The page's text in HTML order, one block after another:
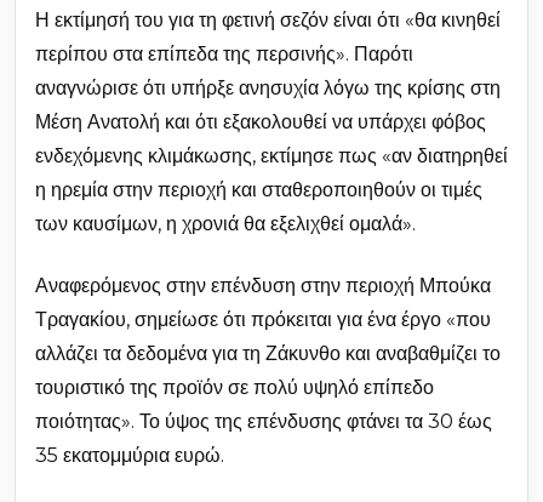
Η εκτίμησή του για τη φετινή σεζόν είναι ότι «θα κινηθεί
περίπου στα επίπεδα της περσινής». Παρότι
αναγνώρισε ότι υπήρξε ανησυχία λόγω της κρίσης στη
Μέση Ανατολή και ότι εξακολουθεί να υπάρχει φόβος
ενδεχόμενης κλιμάκωσης, εκτίμησε πως «αν διατηρηθεί
η ηρεμία στην περιοχή και σταθεροποιηθούν οι τιμές
των καυσίμων, η χρονιά θα εξελιχθεί ομαλά».
Αναφερόμενος στην επένδυση στην περιοχή Μπούκα
Τραγακίου, σημείωσε ότι πρόκειται για ένα έργο «που
αλλάζει τα δεδομένα για τη Ζάκυνθο και αναβαθμίζει το
τουριστικό της προϊόν σε πολύ υψηλό επίπεδο
ποιότητας». Το ύψος της επένδυσης φτάνει τα 30 έως
35 εκατομμύρια ευρώ.